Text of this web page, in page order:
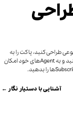
طراحی کنید، پاکت را به
Workflowهای n8n وصل کنید و به Agentهای خود امکان
آشنایی با دستیار نگار ←